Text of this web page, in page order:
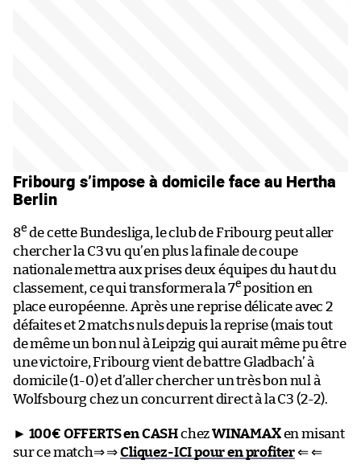
Fribourg s’impose à domicile face au Hertha
Berlin
8e de cette Bundesliga, le club de Fribourg peut aller
chercher la C3 vu qu’en plus la finale de coupe
nationale mettra aux prises deux équipes du haut du
classement, ce qui transformera la 7e position en
place européenne. Après une reprise délicate avec 2
défaites et 2 matchs nuls depuis la reprise (mais tout
de même un bon nul à Leipzig qui aurait même pu être
une victoire, Fribourg vient de battre Gladbach’ à
domicile (1-0) et d’aller chercher un très bon nul à
Wolfsbourg chez un concurrent direct à la C3 (2-2).
► 100€ OFFERTS en CASHchezWINAMAXen misant
sur ce match⇒ ⇒Cliquez-ICI pour en profiter⇐ ⇐